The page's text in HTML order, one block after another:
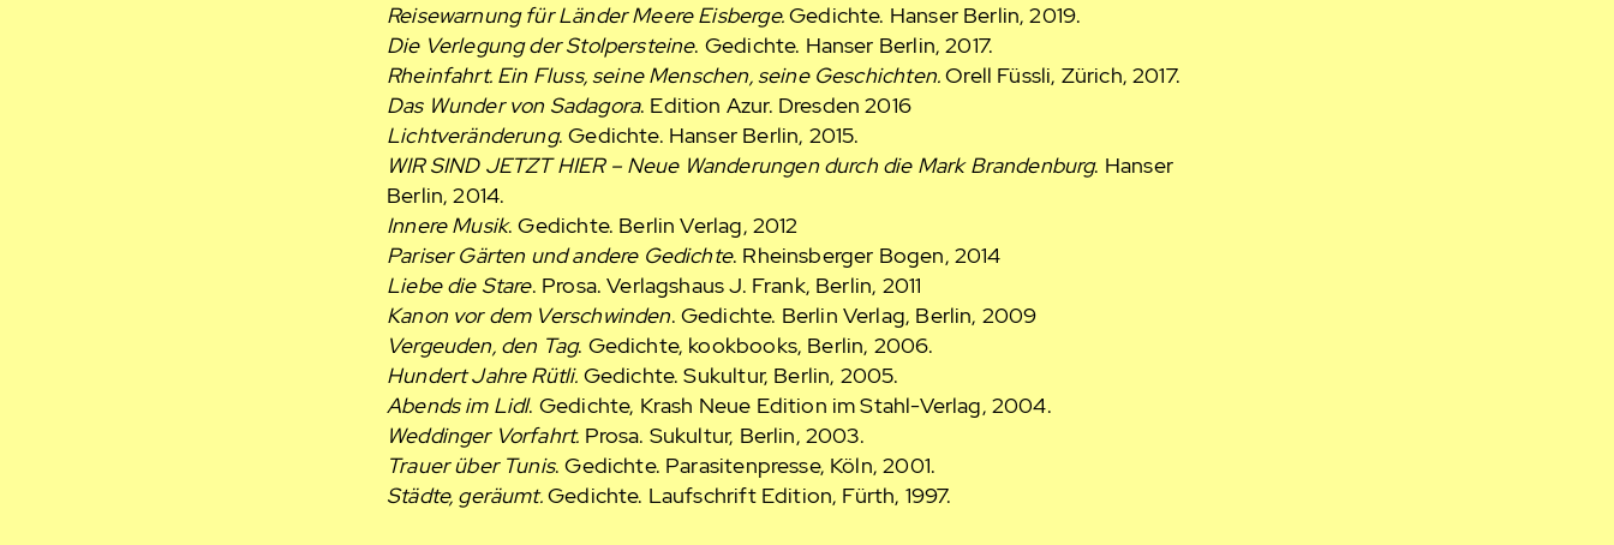
Reisewarnung für Länder Meere Eisberge.Gedichte. Hanser Berlin, 2019.
Die Verlegung der Stolpersteine. Gedichte. Hanser Berlin, 2017.
Rheinfahrt. Ein Fluss, seine Menschen, seine Geschichten.Orell Füssli, Zürich, 2017.
Das Wunder von Sadagora. Edition Azur. Dresden 2016
Lichtveränderung. Gedichte. Hanser Berlin, 2015.
WIR SIND JETZT HIER – Neue Wanderungen durch die Mark Brandenburg. Hanser
Berlin, 2014.
Innere Musik. Gedichte. Berlin Verlag, 2012
Pariser Gärten und andere Gedichte. Rheinsberger Bogen, 2014
Liebe die Stare. Prosa. Verlagshaus J. Frank, Berlin, 2011
Kanon vor dem Verschwinden. Gedichte. Berlin Verlag, Berlin, 2009
Vergeuden, den Tag. Gedichte, kookbooks, Berlin, 2006.
Hundert Jahre Rütli. Gedichte. Sukultur, Berlin, 2005.
Abends im Lidl. Gedichte, Krash Neue Edition im Stahl-Verlag, 2004.
Weddinger Vorfahrt. Prosa. Sukultur, Berlin, 2003.
Trauer über Tunis. Gedichte. Parasitenpresse, Köln, 2001.
Städte, geräumt.Gedichte. Laufschrift Edition, Fürth, 1997.